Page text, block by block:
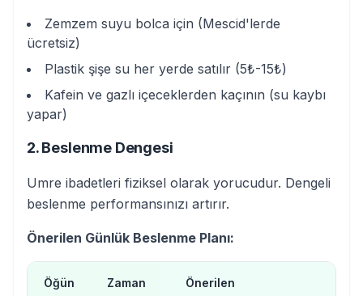
Zemzem suyu bolca için (Mescid'lerde
ücretsiz)
Plastik şişe su her yerde satılır (5₺-15₺)
Kafein ve gazlı içeceklerden kaçının (su kaybı
yapar)
2. Beslenme Dengesi
Umre ibadetleri fiziksel olarak yorucudur. Dengeli
beslenme performansınızı artırır.
Önerilen Günlük Beslenme Planı:
Öğün Zaman Önerilen